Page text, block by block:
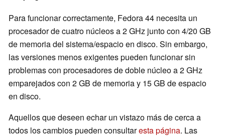
Para funcionar correctamente, Fedora 44 necesita un
procesador de cuatro núcleos a 2 GHz junto con 4/20 GB
de memoria del sistema/espacio en disco. Sin embargo,
las versiones menos exigentes pueden funcionar sin
problemas con procesadores de doble núcleo a 2 GHz
emparejados con 2 GB de memoria y 15 GB de espacio
en disco.
Aquellos que deseen echar un vistazo más de cerca a
todos los cambios pueden consultaresta página. Las